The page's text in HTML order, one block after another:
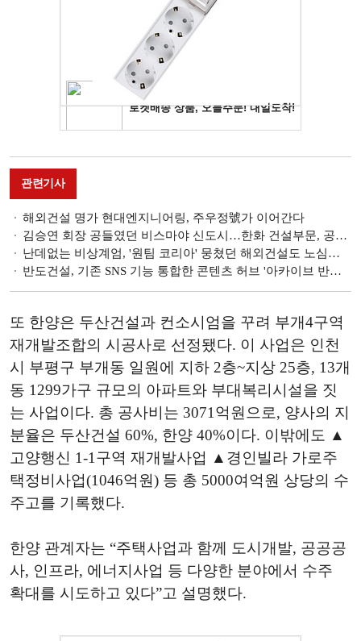
관련기사
해외건설 명가 현대엔지니어링, 주우정號가 이어간다
김승연 회장 공들였던 비스마야 신도시…한화 건설부문, 공사 재개 추진
난데없는 비상계엄, '원팀 코리아' 뭉쳤던 해외건설도 노심초사
반도건설, 기존 SNS 기능 통합한 콘텐츠 허브 '아카이브 반도' 오픈
또 한양은 두산건설과 컨소시엄을 꾸려 부개4구역
재개발조합의 시공사로 선정됐다. 이 사업은 인천
시 부평구 부개동 일원에 지하 2층~지상 25층, 13개
동 1299가구 규모의 아파트와 부대복리시설을 짓
는 사업이다. 총 공사비는 3071억원으로, 양사의 지
분율은 두산건설 60%, 한양 40%이다. 이밖에도 ▲
고양행신 1-1구역 재개발사업 ▲경인빌라 가로주
택정비사업(1046억원) 등 총 5000여억원 상당의 수
주고를 기록했다.
한양 관계자는 “주택사업과 함께 도시개발, 공공공
사, 인프라, 에너지사업 등 다양한 분야에서 수주
확대를 시도하고 있다”고 설명했다.